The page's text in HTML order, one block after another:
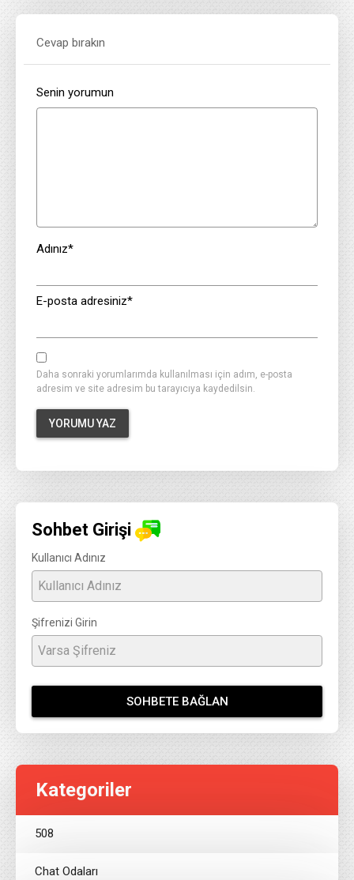
Cevap bırakın
Senin yorumun
Adınız*
E-posta adresiniz*
Daha sonraki yorumlarımda kullanılması için adım, e-posta
adresim ve site adresim bu tarayıcıya kaydedilsin.
Sohbet Girişi
Kullanıcı Adınız
Şifrenizi Girin
SOHBETE BAĞLAN
Kategoriler
508
Chat Odaları